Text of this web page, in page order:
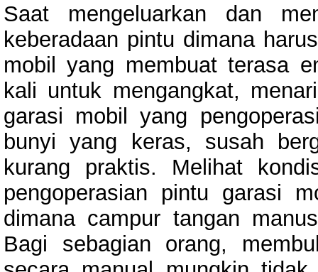
Saat mengeluarkan dan
keberadaan pintu dimana
mobil yang membuat terasa
kali untuk mengangkat,
garasi mobil yang
bunyi yang keras, susah
kurang praktis. Melihat
pengoperasian pintu garasi
dimana campur tangan
Bagi sebagian orang,